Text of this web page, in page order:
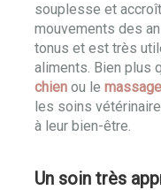
souplesse et
mouvements des
tonus et est très
aliments. Bien plus
chien ou le
les soins
à leur bien-être.
Un soin très